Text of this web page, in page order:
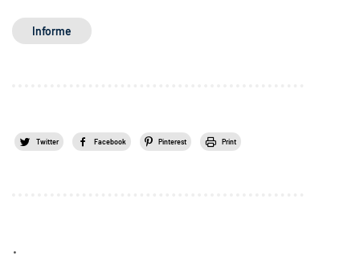
Informe
Twitter Facebook Pinterest Print
.